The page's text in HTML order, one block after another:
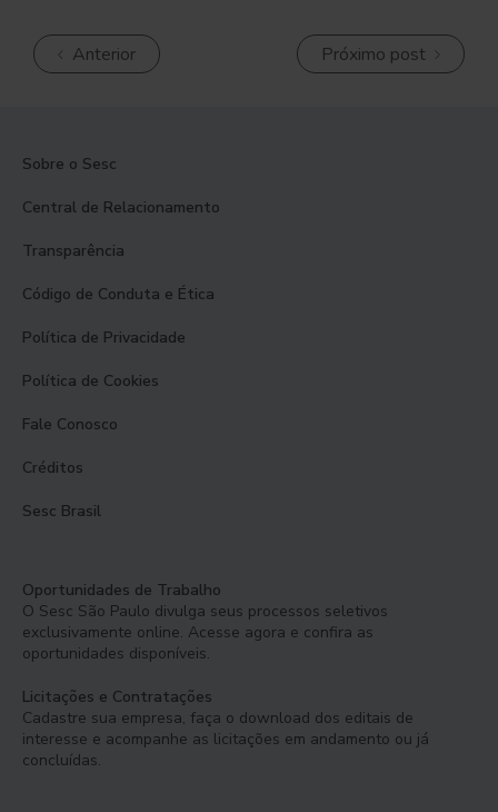
Anterior Próximo post
Sobre o Sesc
Central de Relacionamento
Transparência
Código de Conduta e Ética
Política de Privacidade
Política de Cookies
Fale Conosco
Créditos
Sesc Brasil
Oportunidades de Trabalho
O Sesc São Paulo divulga seus processos seletivos
exclusivamente online. Acesse agora e confira as
oportunidades disponíveis.
Licitações e Contratações
Cadastre sua empresa, faça o download dos editais de
interesse e acompanhe as licitações em andamento ou já
concluídas.